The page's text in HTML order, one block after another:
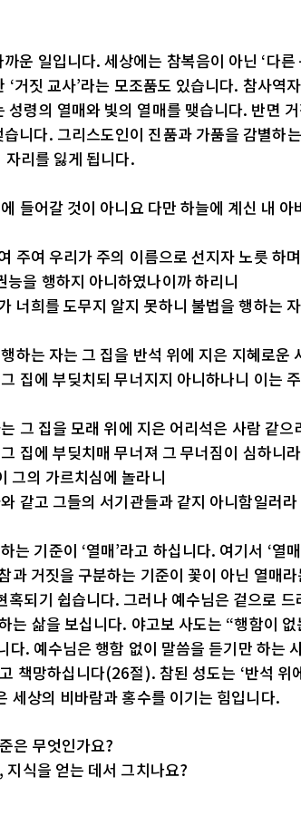
운 일입니다. 세상에는 참복음이 아닌 ‘다
거짓 교사’라는 모조품도 있습니다. 참사역
령의 열매와 빛의 열매를 맺습니다. 반면
니다. 그리스도인이 진품과 가품을 감별하
리를 잃게 됩니다.
들어갈 것이 아니요 다만 하늘에 계신 내 아
주여 우리가 주의 이름으로 선지자 노릇 하
을 행하지 아니하였나이까 하리니
너희를 도무지 알지 못하니 불법을 행하는
하는 자는 그 집을 반석 위에 지은 지혜로운
집에 부딪치되 무너지지 아니하나니 이는
그 집을 모래 위에 지은 어리석은 사람 같으
집에 부딪치매 무너져 그 무너짐이 심하니라
그의 가르치심에 놀라니
같고 그들의 서기관들과 같지 아니함일러라
기준이 ‘열매’라고 하십니다. 여기서 ‘열매
과 거짓을 구분하는 기준이 꽃이 아닌 열매
되기 쉽습니다. 그러나 예수님은 겉으로 드
는 삶을 보십니다. 야고보 사도는 “행함이 없
. 예수님은 행함 없이 말씀을 듣기만 하는
책망하십니다(26절). 참된 성도는 ‘반석 위
세상의 비바람과 홍수를 이기는 힘입니다.
은 무엇인가요?
식을 얻는 데서 그치나요?